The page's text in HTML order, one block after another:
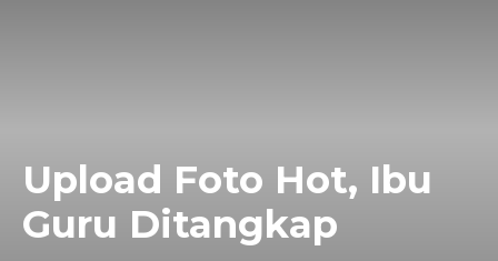
Upload Foto Hot, Ibu
Guru Ditangkap